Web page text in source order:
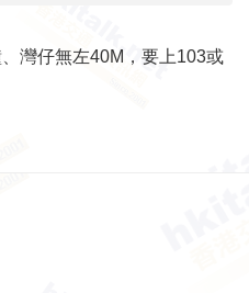
灣仔無左40M，要上103或